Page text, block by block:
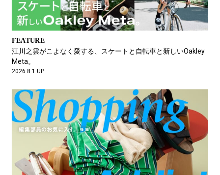
FEATURE
江川之雲がこよなく愛する、スケートと自転車と新しいOakley
Meta。
2026.8.1 UP
NEWS
リベレイダースとニューエラが初コラボ！ 飽きのこないクラシ
ックな仕上がりです。
2026.5.19 UP